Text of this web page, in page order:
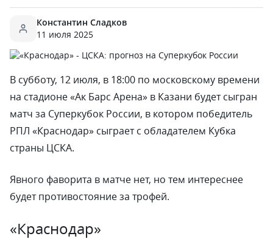
Константин Сладков
11 июля 2025
В субботу, 12 июля, в 18:00 по московскому времени
на стадионе «Ак Барс Арена» в Казани будет сыгран
матч за Суперкубок России, в котором победитель
РПЛ «Краснодар» сыграет с обладателем Кубка
страны ЦСКА.
Явного фаворита в матче нет, но тем интереснее
будет противостояние за трофей.
«Краснодар»